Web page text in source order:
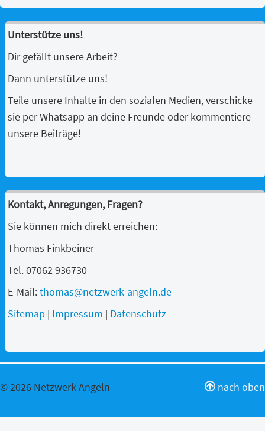
Unterstütze uns!
Dir gefällt unsere Arbeit?
Dann unterstütze uns!
Teile unsere Inhalte in den sozialen Medien, verschicke
sie per Whatsapp an deine Freunde oder kommentiere
unsere Beiträge!
Kontakt, Anregungen, Fragen?
Sie können mich direkt erreichen:
Thomas Finkbeiner
Tel. 07062 936730
E-Mail:thomas@netzwerk-angeln.de
Sitemap | Impressum | Datenschutz
nach oben
© 2026 Netzwerk Angeln